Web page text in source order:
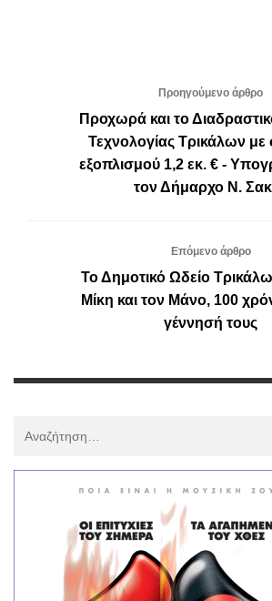
Προηγούμενο άρθρο
Προχωρά και το
Τεχνολογίας Τρικάλων
εξοπλισμού 1,2 εκ. € -
τον Δήμαρχο Ν.
Επόμενο άρθρο
Το Δημοτικό Ωδείο
Μίκη και τον Μάνο, 100
γέννησή τους
: